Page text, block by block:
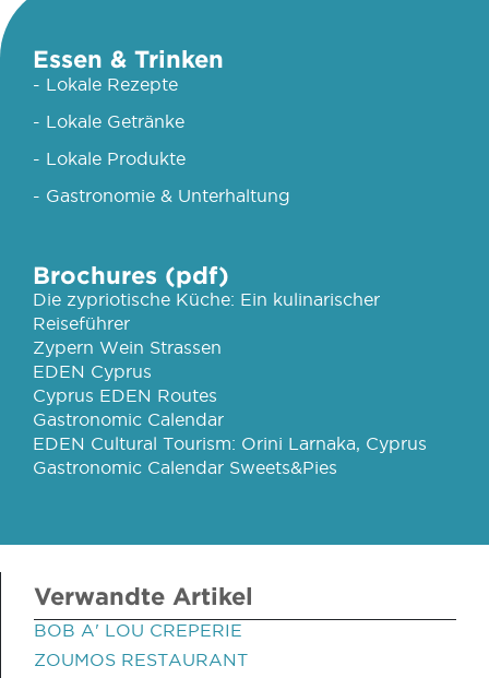
Essen & Trinken
- Lokale Rezepte
- Lokale Getränke
- Lokale Produkte
- Gastronomie & Unterhaltung
Brochures (pdf)
Die zypriotische Küche: Ein kulinarischer
Reiseführer
Zypern Wein Strassen
EDEN Cyprus
Cyprus EDEN Routes
Gastronomic Calendar
EDEN Cultural Tourism: Orini Larnaka, Cyprus
Gastronomic Calendar Sweets&Pies
Verwandte Artikel
BOB A' LOU CREPERIE
ZOUMOS RESTAURANT